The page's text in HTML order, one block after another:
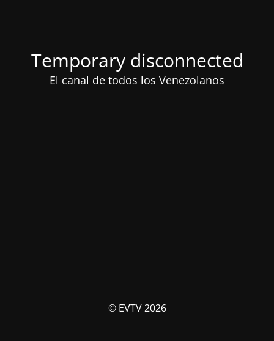
Temporary disconnected
El canal de todos los Venezolanos
© EVTV 2026